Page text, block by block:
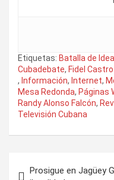
Etiquetas: Batalla de
Cubadebate, Fidel
, Información, Internet,
Mesa Redonda, Páginas
Randy Alonso Falcón,
Televisión Cubana
Prosigue en Jagüey